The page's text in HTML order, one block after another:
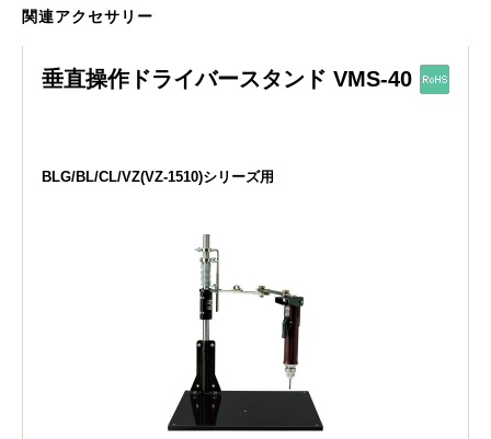
関連アクセサリー
垂直操作ドライバースタンド VMS-40
BLG/BL/CL/VZ(VZ-1510)シリーズ用